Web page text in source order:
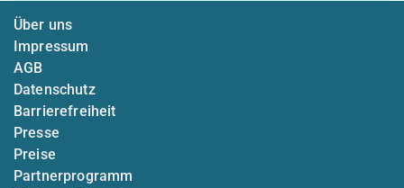
Über uns
Impressum
AGB
Datenschutz
Barrierefreiheit
Presse
Preise
Partnerprogramm